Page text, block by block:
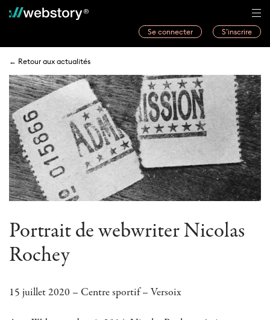
Se connecter S’inscrire
Webwriters
Concours
Actualités
À propos
← Retour aux actualités
Portrait de webwriter Nicolas
Rochey
15 juillet 2020 – Centre sportif – Versoix